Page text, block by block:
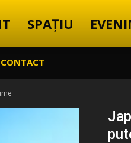
SPAȚIU
CONTACT